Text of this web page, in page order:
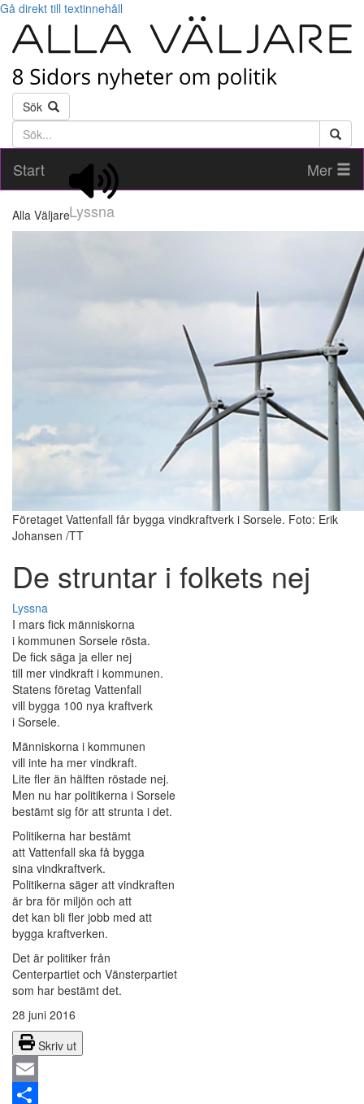
Gå direkt till textinnehåll
Sök
Söktext
Start
Lyssna
Mer
Alla Väljare
Företaget Vattenfall får bygga vindkraftverk i Sorsele. Foto: Erik
Johansen /TT
De struntar i folkets nej
Lyssna
I mars fick människorna
i kommunen Sorsele rösta.
De fick säga ja eller nej
till mer vindkraft i kommunen.
Statens företag Vattenfall
vill bygga 100 nya kraftverk
i Sorsele.
Människorna i kommunen
vill inte ha mer vindkraft.
Lite fler än hälften röstade nej.
Men nu har politikerna i Sorsele
bestämt sig för att strunta i det.
Politikerna har bestämt
att Vattenfall ska få bygga
sina vindkraftverk.
Politikerna säger att vindkraften
är bra för miljön och att
det kan bli fler jobb med att
bygga kraftverken.
Det är politiker från
Centerpartiet och Vänsterpartiet
som har bestämt det.
28 juni 2016
Skriv ut
Email